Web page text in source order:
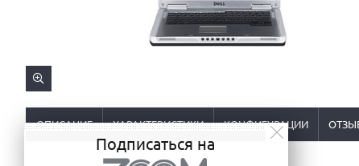
ОПИСАНИЕ ХАРАКТЕРИСТИКИ КОНФИГУРАЦИИ
Подписаться на